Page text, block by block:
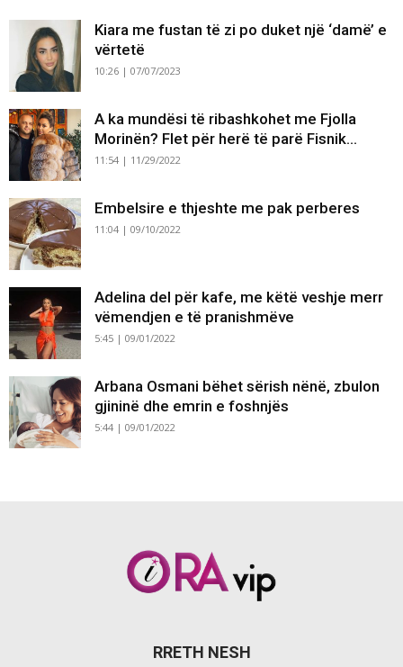
Kiara me fustan të zi po duket një ‘damë’ e
vërtetë
10:26 | 07/07/2023
A ka mundësi të ribashkohet me Fjolla
Morinën? Flet për herë të parë Fisnik...
11:54 | 11/29/2022
Embelsire e thjeshte me pak perberes
11:04 | 09/10/2022
Adelina del për kafe, me këtë veshje merr
vëmendjen e të pranishmëve
5:45 | 09/01/2022
Arbana Osmani bëhet sërish nënë, zbulon
gjininë dhe emrin e foshnjës
5:44 | 09/01/2022
RRETH NESH